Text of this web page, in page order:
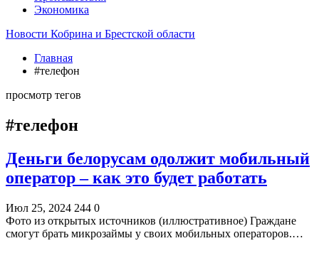
Экономика
Новости Кобрина и Брестской области
Главная
#телефон
просмотр тегов
#телефон
Деньги белорусам одолжит мобильный
оператор – как это будет работать
Июл 25, 2024 244 0
Фото из открытых источников (иллюстративное) Граждане
смогут брать микрозаймы у своих мобильных операторов.…